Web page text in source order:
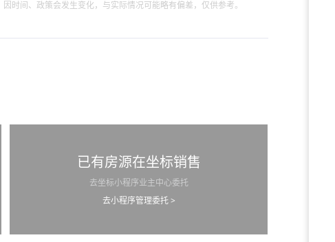
时间、政策会发生变化，与实际情况可能略有偏差，仅供参考。
已有房源在坐标销售
去坐标小程序业主中心委托
去小程序管理委托 >